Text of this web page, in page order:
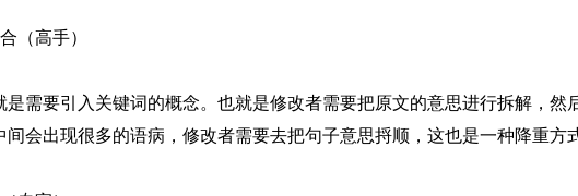
（高手）
是需要引入关键词的概念。也就是修改者需要把原文的意思进行拆解，然
间会出现很多的语病，修改者需要去把句子意思捋顺，这也是一种降重方